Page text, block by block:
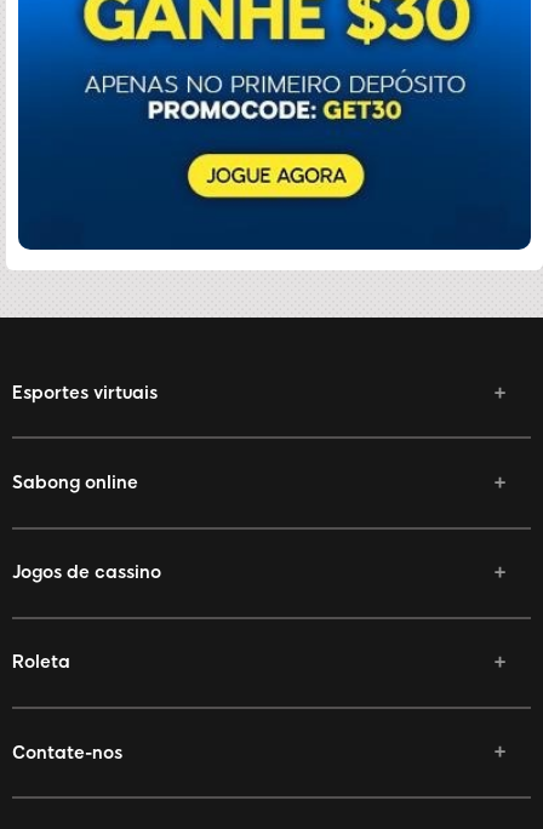
Esportes virtuais
Sabong online
Jogos de cassino
Roleta
Contate-nos